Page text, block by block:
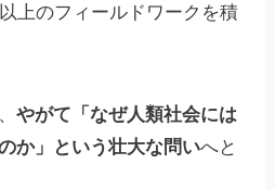
上のフィールドワークを積
やがて「なぜ人類社会には
か」という壮大な問いへと